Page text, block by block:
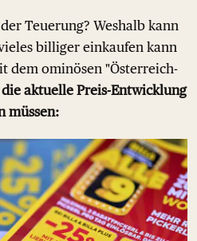
Teuerung? Weshalb kann
billiger einkaufen kann
dem ominösen "Österreich-
die aktuelle Preis-Entwicklung
müssen: